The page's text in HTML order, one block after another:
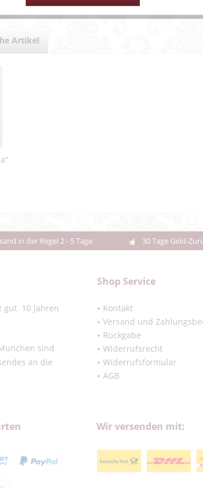
Artikel
in der Regel 2 - 5 Tage 30 Tage Geld-
gut 10 Jahren
sind
an die
Shop Service
Kontakt
Versand und
Rückgabe
Widerrufsrecht
Widerrufsformular
AGB
Wir versenden mit: